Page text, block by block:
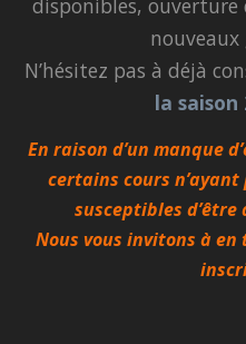
disponibles, ouverture
nouveaux
N’hésitez pas à déjà
la saison
En raison d’un manque
certains cours
susceptibles
Nous vous invitons à